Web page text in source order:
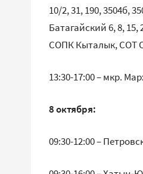
10/2, 31, 190, 3504б,
Батагайский 6, 8,
СОПК Кыталык, СОТ
13:30-17:00 – мкр.
8 октября:
09:30-12:00 –